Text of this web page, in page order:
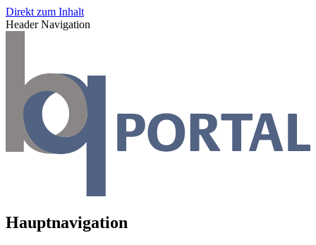
Direkt zum Inhalt
Header Navigation
Hauptnavigation